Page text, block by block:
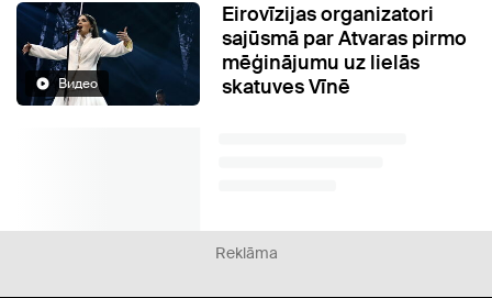
Видео
Eirovīzijas organizatori
sajūsmā par Atvaras pirmo
mēģinājumu uz lielās
skatuves Vīnē
Reklāma